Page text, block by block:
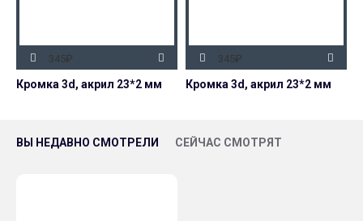
Кромка 3d, акрил 23*2 мм
345₽
Кромка 3d, акрил 23*2 мм
345₽
ВЫ НЕДАВНО СМОТРЕЛИ СЕЙЧАС СМОТРЯТ